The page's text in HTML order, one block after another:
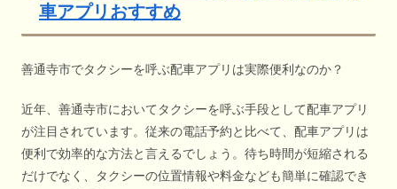
車アプリおすすめ
善通寺市でタクシーを呼ぶ配車アプリは実際便利なのか？
近年、善通寺市においてタクシーを呼ぶ手段として配車アプリ
が注目されています。従来の電話予約と比べて、配車アプリは
便利で効率的な方法と言えるでしょう。待ち時間が短縮される
だけでなく、タクシーの位置情報や料金なども簡単に確認でき